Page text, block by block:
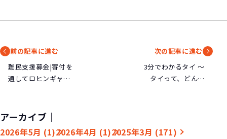
前の記事に進む
難民支援募金|寄付を
通してロヒンギャ難
次の記事に進む
3分でわかるタイ ～
タイって、どんな
アーカイブ｜
2026年5月 (1)2026年4月 (1)2025年3月 (171)